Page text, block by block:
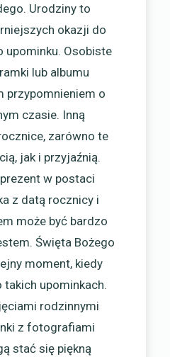
Urodziny to
okazji do
upominku. Osobiste
lub albumu
przypomnieniem o
czasie. Inną
zarówno te
jak i przyjaźnią.
w postaci
z datą rocznicy i
może być bardzo
Święta Bożego
moment, kiedy
upominkach.
rodzinnymi
z fotografiami
stać się piękną